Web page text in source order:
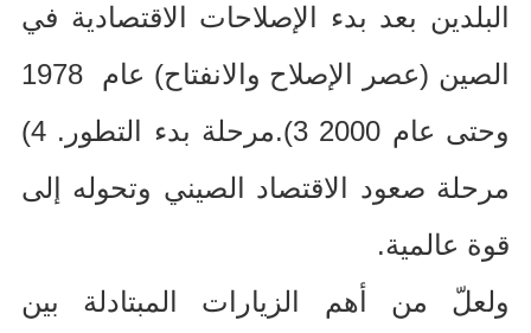
البلدين بعد بدء الإصلاحات الاقتصادية في
الصين (عصر الإصلاح والانفتاح) عام 1978
وحتى عام 2000 3). مرحلة بدء التطور . 4)
مرحلة صعود الاقتصاد الصيني وتحوله إلى
قوة عالمية.
ولعلّ من أهم الزيارات المبتادلة بين